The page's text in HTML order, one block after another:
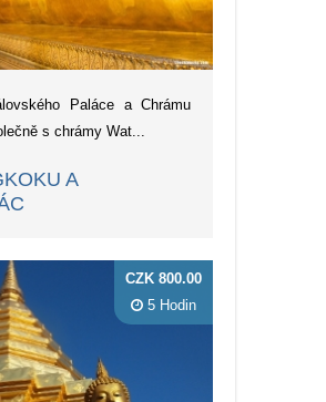
Paláce a Chrámu
s chrámy Wat...
A
CZK 800.00
5 Hodin